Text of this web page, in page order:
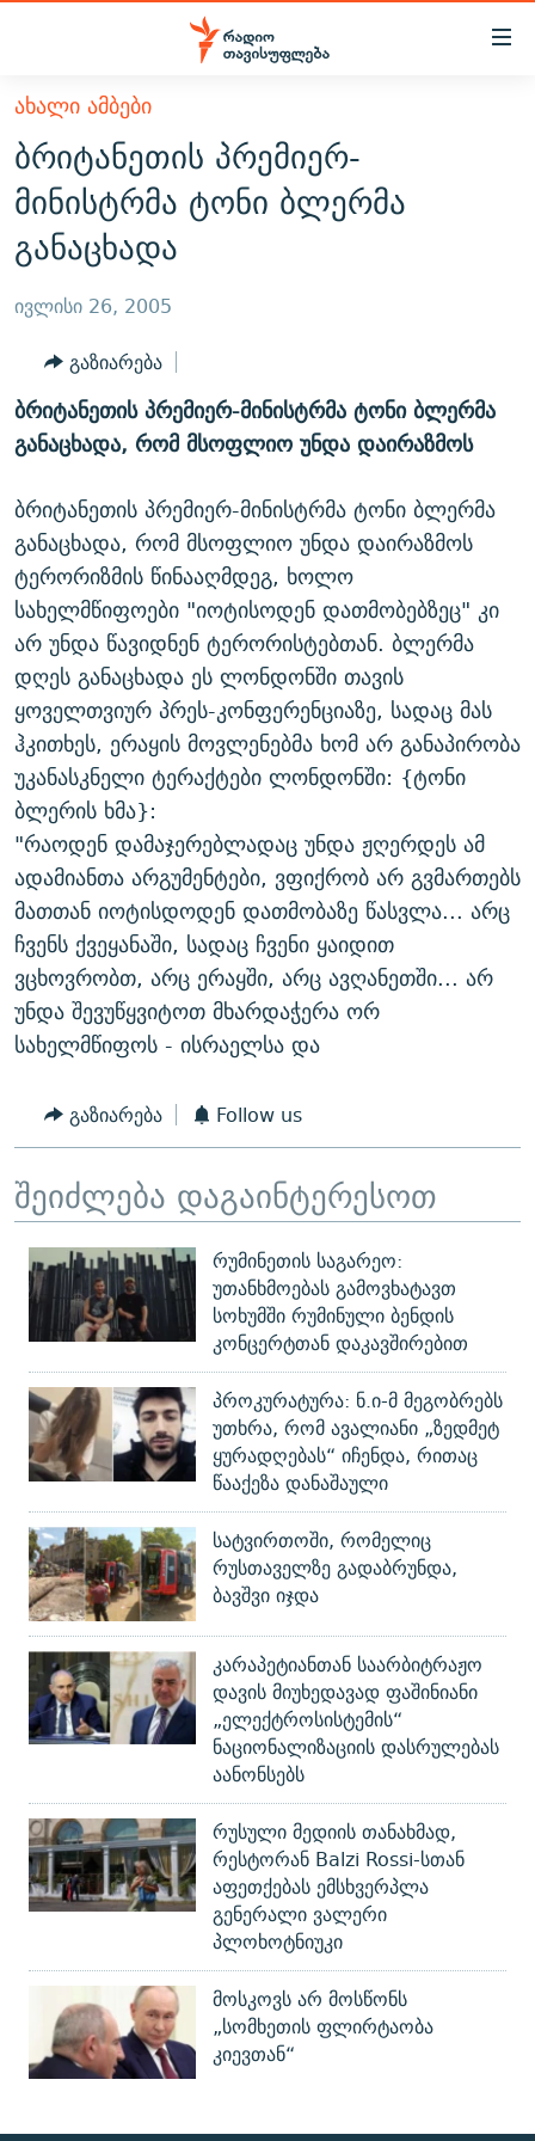
Accessibility
მთავარ
შინაარსზე
დაბრუნება
მთავარ
ნავიგაციაზე
დაბრუნება
ძიებაზე
ᲐᲮᲐᲚᲘ ᲐᲛᲑᲔᲑᲘ
ᲗᲔᲛᲔᲑᲘ
ᲞᲝᲚᲘᲢᲘᲙᲐ
ᲔᲙᲝᲜᲝᲛᲘᲙᲐ
ᲡᲐᲖᲝᲒᲐᲓᲝᲔᲑᲐ
ᲕᲘᲓᲔᲝ
ᲑᲚᲝᲒᲔᲑᲘ
ᲞᲝᲓᲙᲐᲡᲢᲔᲑᲘ
60 ᲓᲔᲪᲘᲑᲔᲚᲘ
ᲓᲘᲚᲘᲡ ᲡᲐᲣᲑᲠᲔᲑᲘ
ᲛᲝᲚᲐᲞᲐᲠᲐᲙᲔ ᲢᲔᲥᲡᲢᲔᲑᲘ
ᲨᲘᲜ - ᲣᲪᲮᲝᲔᲗᲨᲘ
ᲚᲘᲢᲔᲠᲐᲢᲣᲠᲣᲚᲘ ᲬᲐᲮᲜᲐᲒᲔᲑᲘ
ᲐᲛᲔᲠᲘᲙᲣᲚᲘ ᲛᲝᲗᲮᲠᲝᲑᲐ
ᲘᲛᲞᲔᲠᲘᲐ ᲓᲐ ᲠᲐᲓᲘᲝ
ᲤᲔᲜᲝᲕᲐᲜᲘ - 2.10
ᲗᲥᲕᲔᲜᲘ ᲞᲣᲑᲚᲘᲙᲐᲪᲘᲔᲑᲘ
ᲞᲠᲝᲔᲥᲢᲔᲑᲘ
ᲓᲐᲛᲝᲣᲙᲘᲓᲔᲑᲚᲝᲑᲘᲡ 100 ᲬᲔᲚᲘ
ᲩᲔᲛᲘ ᲡᲘᲙᲕᲓᲘᲚᲘᲡ ᲛᲘᲖᲔᲖᲘᲐ COVID-19
11 ᲬᲔᲚᲘ - 11 ᲐᲛᲑᲐᲕᲘ
ᲡᲐᲞᲐᲠᲚᲐᲛᲔᲜᲢᲝ ᲐᲠᲩᲔᲕᲜᲔᲑᲘᲡ ᲘᲡᲢᲝᲠᲘᲐ
ᲑᲐᲕᲨᲕᲔᲑᲘ ᲞᲠᲝᲡᲢᲘᲢᲣᲪᲘᲐᲨᲘ - ᲐᲛᲝᲣᲗᲥᲛᲔᲚᲘ ᲐᲛᲑᲐᲕᲘ
5 ᲐᲛᲑᲐᲕᲘ - 20 ᲘᲕᲜᲘᲡᲡ ᲓᲐᲨᲐᲕᲔᲑᲣᲚᲔᲑᲘ
ᲐᲒᲕᲘᲡᲢᲝᲡ ᲝᲛᲘ
ПРИВЕТ ᲙᲣᲚᲢᲣᲠᲐ
ЭХО КАВКАЗА
ᲒᲐᲛᲝᲘᲬᲔᲠᲔ
რთე/რთ-ის ყველა საიტი
ᲐᲮᲐᲚᲘ ᲐᲛᲑᲔᲑᲘ
ბრიტანეთის პრემიერ-
მინისტრმა ტონი ბლერმა
განაცხადა
ივლისი 26, 2005
გაზიარება
ბრიტანეთის პრემიერ-მინისტრმა ტონი ბლერმა
განაცხადა, რომ მსოფლიო უნდა დაირაზმოს
ბრიტანეთის პრემიერ-მინისტრმა ტონი ბლერმა
განაცხადა, რომ მსოფლიო უნდა დაირაზმოს
ტერორიზმის წინააღმდეგ, ხოლო
სახელმწიფოები "იოტისოდენ დათმობებზეც" კი
არ უნდა წავიდნენ ტერორისტებთან. ბლერმა
დღეს განაცხადა ეს ლონდონში თავის
ყოველთვიურ პრეს-კონფერენციაზე, სადაც მას
ჰკითხეს, ერაყის მოვლენებმა ხომ არ განაპირობა
უკანასკნელი ტერაქტები ლონდონში: {ტონი
ბლერის ხმა}:
"რაოდენ დამაჯერებლადაც უნდა ჟღერდეს ამ
ადამიანთა არგუმენტები, ვფიქრობ არ გვმართებს
მათთან იოტისდოდენ დათმობაზე წასვლა... არც
ჩვენს ქვეყანაში, სადაც ჩვენი ყაიდით
ვცხოვრობთ, არც ერაყში, არც ავღანეთში... არ
უნდა შევუწყვიტოთ მხარდაჭერა ორ
სახელმწიფოს - ისრაელსა და
გაზიარება Follow us
შეიძლება დაგაინტერესოთ
რუმინეთის საგარეო:
უთანხმოებას გამოვხატავთ
სოხუმში რუმინული ბენდის
კონცერტთან დაკავშირებით
პროკურატურა: ნ.ი-მ მეგობრებს
უთხრა, რომ ავალიანი „ზედმეტ
ყურადღებას“ იჩენდა, რითაც
წააქეზა დანაშაული
სატვირთოში, რომელიც
რუსთაველზე გადაბრუნდა,
ბავშვი იჯდა
კარაპეტიანთან საარბიტრაჟო
დავის მიუხედავად ფაშინიანი
„ელექტროსისტემის“
ნაციონალიზაციის დასრულებას
აანონსებს
რუსული მედიის თანახმად,
რესტორან Balzi Rossi-სთან
აფეთქებას ემსხვერპლა
გენერალი ვალერი
პლოხოტნიუკი
მოსკოვს არ მოსწონს
„სომხეთის ფლირტაობა
კიევთან“